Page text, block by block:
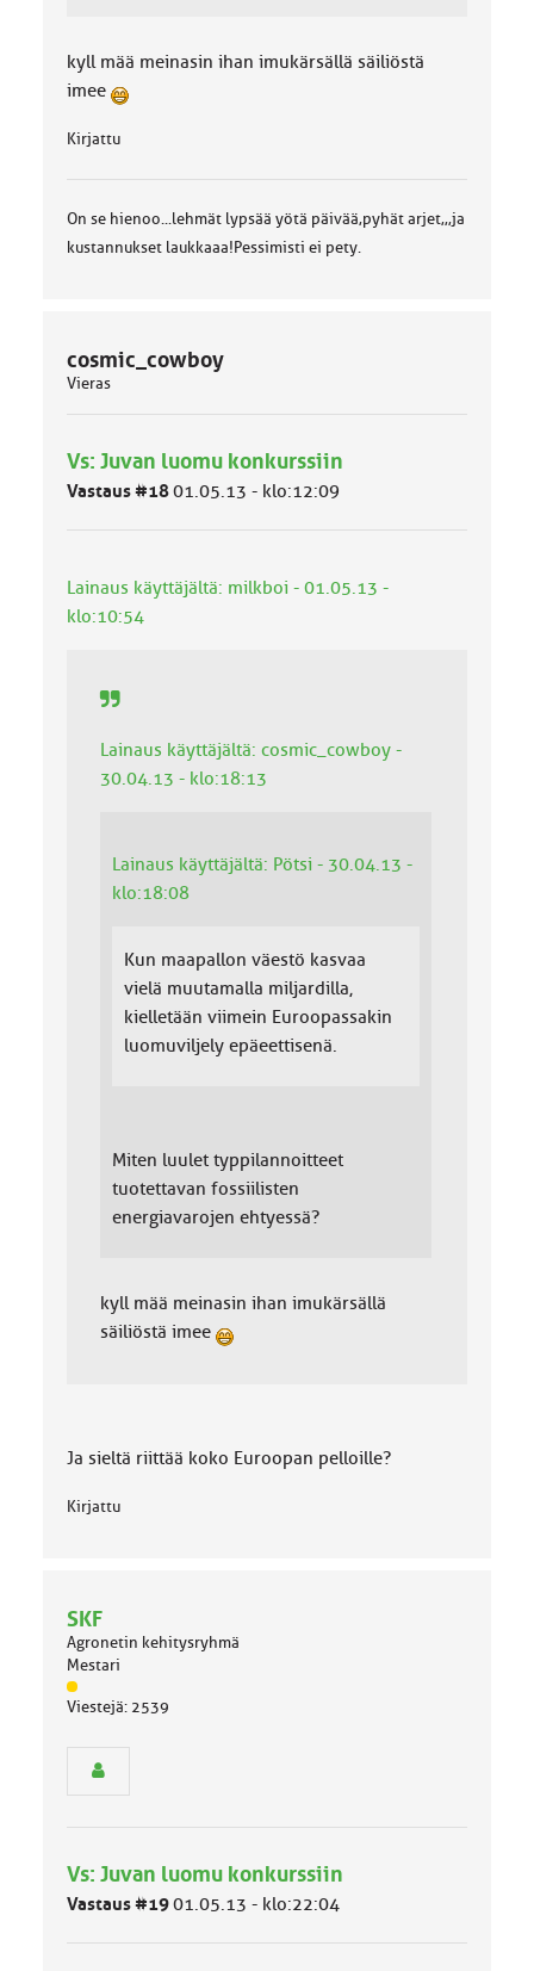
kyll mää meinasin ihan imukärsällä säiliöstä
imee
Kirjattu
On se hienoo...lehmät lypsää yötä päivää,pyhät arjet,,,ja
kustannukset laukkaaa!Pessimisti ei pety.
cosmic_cowboy
Vieras
Vs: Juvan luomu konkurssiin
Vastaus #1801.05.13 - klo:12:09
Lainaus käyttäjältä: milkboi - 01.05.13 -
klo:10:54
Lainaus käyttäjältä: cosmic_cowboy -
30.04.13 - klo:18:13
Lainaus käyttäjältä: Pötsi - 30.04.13 -
klo:18:08
Kun maapallon väestö kasvaa
vielä muutamalla miljardilla,
kielletään viimein Euroopassakin
luomuviljely epäeettisenä.
Miten luulet typpilannoitteet
tuotettavan fossiilisten
energiavarojen ehtyessä?
kyll mää meinasin ihan imukärsällä
säiliöstä imee
Ja sieltä riittää koko Euroopan pelloille?
Kirjattu
SKF
Agronetin kehitysryhmä
Mestari
J
ä
m
ä
Viestejä: 2539
Vs: Juvan luomu konkurssiin
Vastaus #1901.05.13 - klo:22:04